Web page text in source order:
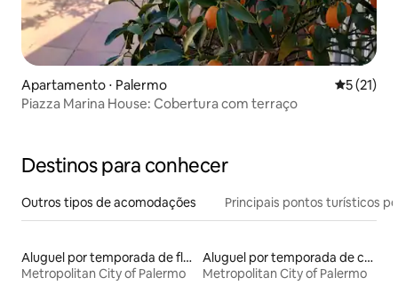
Apartamento ⋅ Palermo 5 de uma
5 (21)
Piazza Marina House: Cobertura com terraço
Destinos para conhecer
Outros tipos de acomodações Principais pontos turísticos
Aluguel por temporada de flats
Metropolitan City of Palermo
Aluguel por temporada de casas de veraneio
Metropolitan City of Palermo